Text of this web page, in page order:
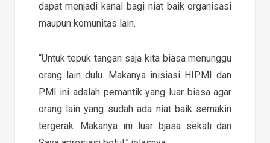
dapat menjadi kanal bagi niat baik organisasi
maupun komunitas lain.
“Untuk tepuk tangan saja kita biasa menunggu
orang lain dulu. Makanya inisiasi HIPMI dan
PMI ini adalah pemantik yang luar biasa agar
orang lain yang sudah ada niat baik semakin
tergerak. Makanya ini luar bjasa sekali dan